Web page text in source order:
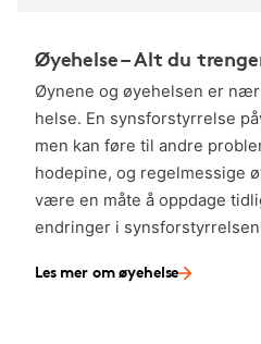
Øyehelse – Alt du
Øynene og øyehelsen er
helse. En synsforstyrrelse
men kan føre til andre
hodepine, og regelmessige
være en måte å oppdage
endringer i synsforstyrrelsen
Les mer om øyehelse